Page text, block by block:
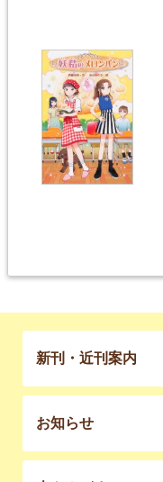
新刊・近刊案内
お知らせ